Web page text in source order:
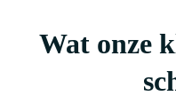
Wat onze